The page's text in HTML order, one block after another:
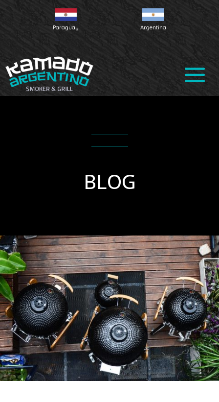
Paraguay Argentina
BLOG